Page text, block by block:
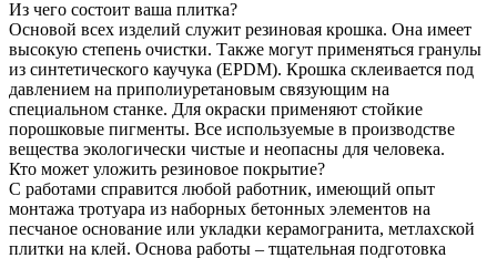
Из чего состоит ваша плитка?
Основой всех изделий служит резиновая крошка. Она имеет
высокую степень очистки. Также могут применяться гранулы
из синтетического каучука (EPDM). Крошка склеивается под
давлением на приполиуретановым связующим на
специальном станке. Для окраски применяют стойкие
порошковые пигменты. Все используемые в производстве
вещества экологически чистые и неопасны для человека.
Кто может уложить резиновое покрытие?
С работами справится любой работник, имеющий опыт
монтажа тротуара из наборных бетонных элементов на
песчаное основание или укладки керамогранита, метлахской
плитки на клей. Основа работы – тщательная подготовка